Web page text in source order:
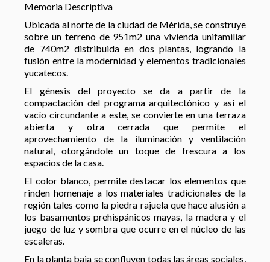
Memoria Descriptiva
Ubicada al norte de la ciudad de Mérida, se construye
sobre un terreno de 951m2 una vivienda unifamiliar
de 740m2 distribuida en dos plantas, logrando la
fusión entre la modernidad y elementos tradicionales
yucatecos.
El génesis del proyecto se da a partir de la
compactación del programa arquitectónico y así el
vacío circundante a este, se convierte en una terraza
abierta y otra cerrada que permite el
aprovechamiento de la iluminación y ventilación
natural, otorgándole un toque de frescura a los
espacios de la casa.
El color blanco, permite destacar los elementos que
rinden homenaje a los materiales tradicionales de la
región tales como la piedra rajuela que hace alusión a
los basamentos prehispánicos mayas, la madera y el
juego de luz y sombra que ocurre en el núcleo de las
escaleras.
En la planta baja se confluyen todas las áreas sociales,